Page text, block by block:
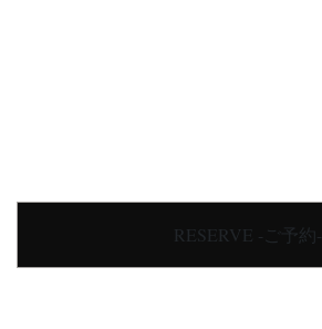
RESERVE -ご予約-